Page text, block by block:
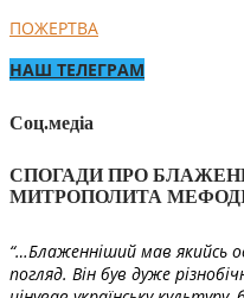
ПОЖЕРТВА
НАШ ТЕЛЕГРАМ
Соц.медіа
СПОГАДИ ПРО
МИТРОПОЛИТА
“…Блаженніший мав якийсь
погляд. Він був дуже